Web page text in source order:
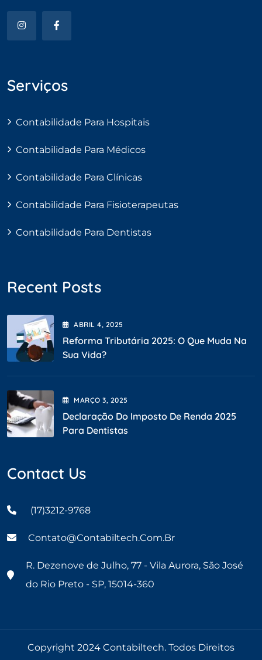
Serviços
Contabilidade Para Hospitais
Contabilidade Para Médicos
Contabilidade Para Clínicas
Contabilidade Para Fisioterapeutas
Contabilidade Para Dentistas
Recent Posts
ABRIL4, 2025
Reforma Tributária 2025: O Que Muda Na
Sua Vida?
MARÇO3, 2025
Declaração Do Imposto De Renda 2025
Para Dentistas
Contact Us
(17)3212-9768
Contato@contabiltech.com.br
R. Dezenove de Julho, 77 - Vila Aurora, São José
do Rio Preto - SP, 15014-360
Copyright 2024 Contabiltech. Todos Direitos